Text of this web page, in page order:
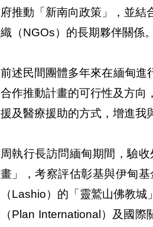
府推動「新南向政策」，並結
織（NGOs）的長期夥伴關係。
前述民間團體多年來在緬甸進
合作推動計畫的可行性及方向
援及醫療援助的方式，增進我
周執行長訪問緬甸期間，驗
畫」，考察評估彰基與伊甸
（Lashio）的「靈鷲山佛教
（Plan International）及國